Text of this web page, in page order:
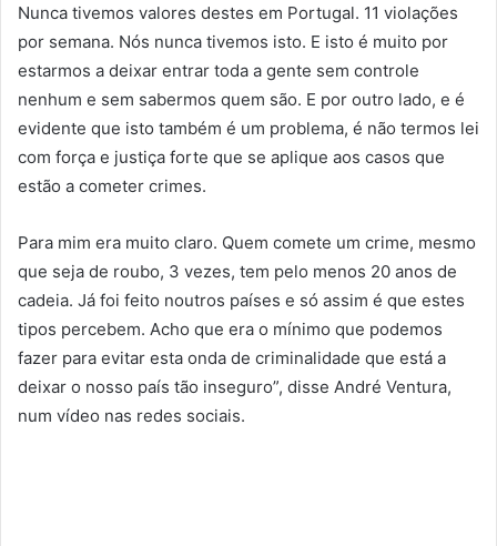
Nunca tivemos valores destes em Portugal. 11 violações
por semana. Nós nunca tivemos isto. E isto é muito por
estarmos a deixar entrar toda a gente sem controle
nenhum e sem sabermos quem são. E por outro lado, e é
evidente que isto também é um problema, é não termos lei
com força e justiça forte que se aplique aos casos que
estão a cometer crimes.
Para mim era muito claro. Quem comete um crime, mesmo
que seja de roubo, 3 vezes, tem pelo menos 20 anos de
cadeia. Já foi feito noutros países e só assim é que estes
tipos percebem. Acho que era o mínimo que podemos
fazer para evitar esta onda de criminalidade que está a
deixar o nosso país tão inseguro”, disse André Ventura,
num vídeo nas redes sociais.